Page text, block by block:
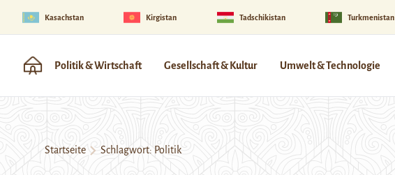
Kasachstan Kirgistan Tadschikistan Turkmenistan
Politik & Wirtschaft Gesellschaft & Kultur Umwelt & Technologie
Startseite Schlagwort: Politik